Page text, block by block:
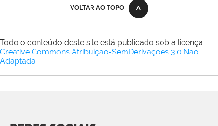
VOLTAR AO TOPO
Todo o conteúdo deste site está publicado sob a licença
Creative Commons Atribuição-SemDerivações 3.0 Não
Adaptada.